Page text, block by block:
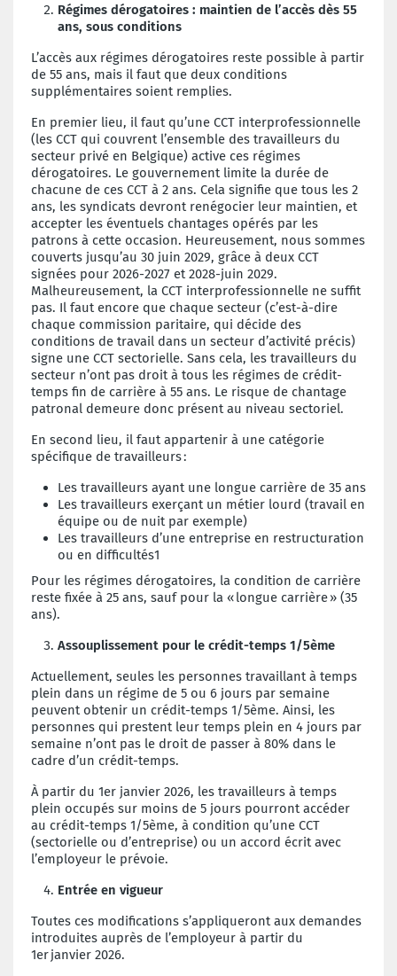
Régimes dérogatoires : maintien de l’accès dès 55
ans, sous conditions
L’accès aux régimes dérogatoires reste possible à partir
de 55 ans, mais il faut que deux conditions
supplémentaires soient remplies.
En premier lieu, il faut qu’une CCT interprofessionnelle
(les CCT qui couvrent l’ensemble des travailleurs du
secteur privé en Belgique) active ces régimes
dérogatoires. Le gouvernement limite la durée de
chacune de ces CCT à 2 ans. Cela signifie que tous les 2
ans, les syndicats devront renégocier leur maintien, et
accepter les éventuels chantages opérés par les
patrons à cette occasion. Heureusement, nous sommes
couverts jusqu’au 30 juin 2029, grâce à deux CCT
signées pour 2026-2027 et 2028-juin 2029.
Malheureusement, la CCT interprofessionnelle ne suffit
pas. Il faut encore que chaque secteur (c’est-à-dire
chaque commission paritaire, qui décide des
conditions de travail dans un secteur d’activité précis)
signe une CCT sectorielle. Sans cela, les travailleurs du
secteur n’ont pas droit à tous les régimes de crédit-
temps fin de carrière à 55 ans. Le risque de chantage
patronal demeure donc présent au niveau sectoriel.
En second lieu, il faut appartenir à une catégorie
spécifique de travailleurs :
Les travailleurs ayant une longue carrière de 35 ans
Les travailleurs exerçant un métier lourd (travail en
équipe ou de nuit par exemple)
Les travailleurs d’une entreprise en restructuration
ou en difficultés1
Pour les régimes dérogatoires, la condition de carrière
reste fixée à 25 ans, sauf pour la « longue carrière » (35
ans).
Assouplissement pour le crédit-temps 1/5ème
Actuellement, seules les personnes travaillant à temps
plein dans un régime de 5 ou 6 jours par semaine
peuvent obtenir un crédit-temps 1/5ème. Ainsi, les
personnes qui prestent leur temps plein en 4 jours par
semaine n’ont pas le droit de passer à 80% dans le
cadre d’un crédit-temps.
À partir du 1er janvier 2026, les travailleurs à temps
plein occupés sur moins de 5 jours pourront accéder
au crédit-temps 1/5ème, à condition qu’une CCT
(sectorielle ou d’entreprise) ou un accord écrit avec
l’employeur le prévoie.
Entrée en vigueur
Toutes ces modifications s’appliqueront aux demandes
introduites auprès de l’employeur à partir du
1erjanvier 2026.